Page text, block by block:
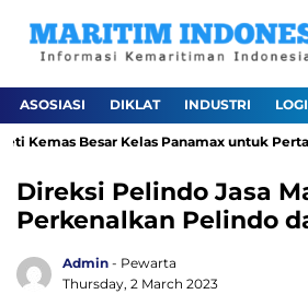
ASOSIASI DIKLAT INDUSTRI
Besar Kelas Panamax untuk Pertama
Direksi Pelindo Jasa
Perkenalkan Pelindo
Admin - Pewarta
Thursday, 2 March 2023